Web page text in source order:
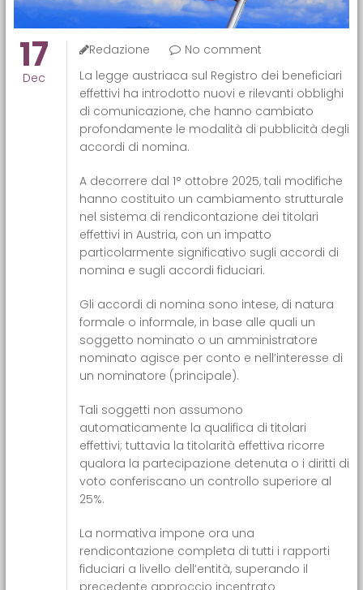
17
Dec
Redazione
No comment
La legge austriaca sul Registro dei beneficiari
effettivi ha introdotto nuovi e rilevanti obblighi
di comunicazione, che hanno cambiato
profondamente le modalità di pubblicità degli
accordi di nomina.
A decorrere dal 1° ottobre 2025, tali modifiche
hanno costituito un cambiamento strutturale
nel sistema di rendicontazione dei titolari
effettivi in Austria, con un impatto
particolarmente significativo sugli accordi di
nomina e sugli accordi fiduciari.
Gli accordi di nomina sono intese, di natura
formale o informale, in base alle quali un
soggetto nominato o un amministratore
nominato agisce per conto e nell’interesse di
un nominatore (principale).
Tali soggetti non assumono
automaticamente la qualifica di titolari
effettivi; tuttavia la titolarità effettiva ricorre
qualora la partecipazione detenuta o i diritti di
voto conferiscano un controllo superiore al
25%.
La normativa impone ora una
rendicontazione completa di tutti i rapporti
fiduciari a livello dell’entità, superando il
precedente approccio incentrato